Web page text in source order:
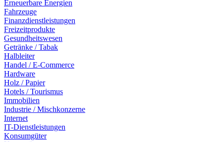
Erneuerbare Energien
Fahrzeuge
Finanzdienstleistungen
Freizeitprodukte
Gesundheitswesen
Getränke / Tabak
Halbleiter
Handel / E-Commerce
Hardware
Holz / Papier
Hotels / Tourismus
Immobilien
Industrie / Mischkonzerne
Internet
IT-Dienstleistungen
Konsumgüter